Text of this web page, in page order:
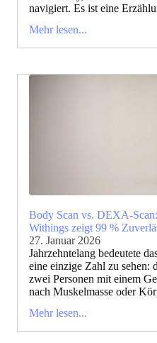
navigiert. Es ist eine
Mehr lesen...
Body Scan vs. DEXA-
Withings zeigt 99 %
27. Januar 2026
Jahrzehntelang bedeutete
eine einzige Zahl zu sehen:
zwei Personen mit einem
nach Muskelmasse oder
Mehr lesen...